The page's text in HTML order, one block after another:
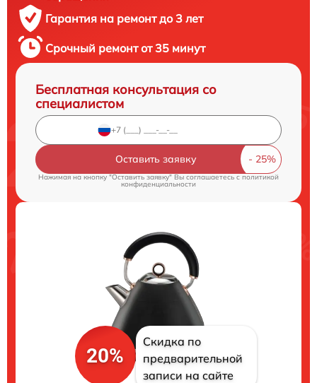
Гарантия на ремонт до 3 лет
Срочный ремонт от 35 минут
Бесплатная консультация со
специалистом
Оставить заявку
Нажимая на кнопку "Оставить заявку" Вы соглашаетесь cполитикой
конфиденциальности
20%
Скидка по
предварительной
записи на сайте